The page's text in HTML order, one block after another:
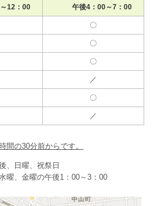
12：00 午後4：00～7：00
〇
〇
〇
／
〇
／
間の30分前からです。
、日曜、祝祭日
、金曜の午後1：00～3：00